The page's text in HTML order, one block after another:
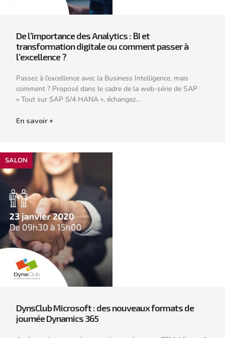
De l’importance des Analytics : BI et
transformation digitale ou comment passer à
l’excellence ?
Passez à l’excellence avec la Business Intelligence, mais
comment ? Proposé dans le cadre de la web-série de SAP
« Tout sur SAP S/4 HANA », échangez...
En savoir +
SALON
DynsClub Microsoft : des nouveaux formats de
journée Dynamics 365